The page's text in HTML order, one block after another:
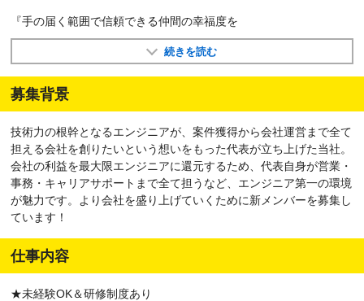
『手の届く範囲で信頼できる仲間の幸福度を
続きを読む
募集背景
技術力の根幹となるエンジニアが、案件獲得から会社運営まで全て
担える会社を創りたいという想いをもった代表が立ち上げた当社。
会社の利益を最大限エンジニアに還元するため、代表自身が営業・
事務・キャリアサポートまで全て担うなど、エンジニア第一の環境
が魅力です。より会社を盛り上げていくために新メンバーを募集し
ています！
仕事内容
★未経験OK＆研修制度あり